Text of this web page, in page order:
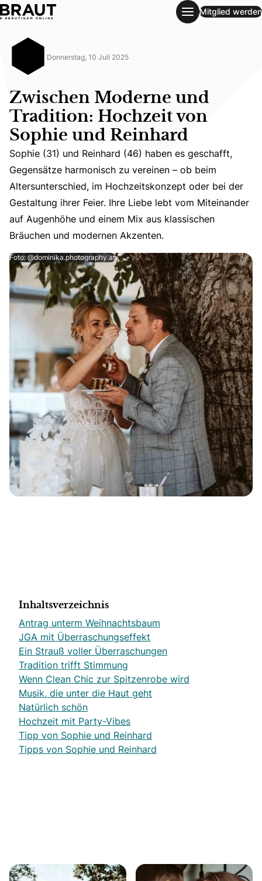
Zwischen Moderne und Tradition: Hochzeit von Sophie
Mitglied werden
Donnerstag, 10 Juli 2025
Zwischen Moderne und
Tradition: Hochzeit von
Sophie und Reinhard
Sophie (31) und Reinhard (46) haben es geschafft,
Sophie (31) und Reinhard (46) haben es geschafft,
Gegensätze harmonisch zu vereinen – ob beim
Altersunterschied, im Hochzeitskonzept oder bei der
Gestaltung ihrer Feier. Ihre Liebe lebt vom Miteinander
auf Augenhöhe und einem Mix aus klassischen
Bräuchen und modernen Akzenten.
Foto: @dominika.photography.at
Inhaltsverzeichnis
Antrag unterm Weihnachtsbaum
JGA mit Überraschungseffekt
Ein Strauß voller Überraschungen
Tradition trifft Stimmung
Wenn Clean Chic zur Spitzenrobe wird
Musik, die unter die Haut geht
Natürlich schön
Hochzeit mit Party-Vibes
Tipp von Sophie und Reinhard
Tipps von Sophie und Reinhard